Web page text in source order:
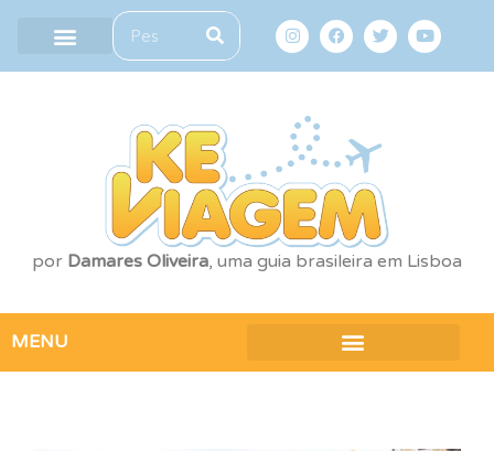
por Damares Oliveira, uma guia brasileira em Lisboa
MENU